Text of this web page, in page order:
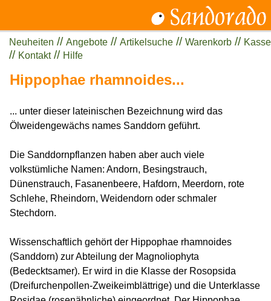
Neuheiten // Angebote // Artikelsuche // Warenkorb // Kasse
// Kontakt// Hilfe
Hippophae rhamnoides...
... unter dieser lateinischen Bezeichnung wird das
Ölweidengewächs names Sanddorn geführt.
Die Sanddornpflanzen haben aber auch viele
volkstümliche Namen: Andorn, Besingstrauch,
Dünenstrauch, Fasanenbeere, Hafdorn, Meerdorn, rote
Schlehe, Rheindorn, Weidendorn oder schmaler
Stechdorn.
Wissenschaftlich gehört der Hippophae rhamnoides
(Sanddorn) zur Abteilung der Magnoliophyta
(Bedecktsamer). Er wird in die Klasse der Rosopsida
(Dreifurchenpollen-Zweikeimblättrige) und die Unterklasse